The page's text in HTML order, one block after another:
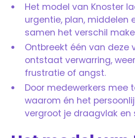
Het model van Knoster
urgentie, plan, middelen
samen het verschil
Ontbreekt één van deze
ontstaat verwarring,
frustratie of angst.
Door medewerkers mee
waarom én het
vergroot je draagvlak en